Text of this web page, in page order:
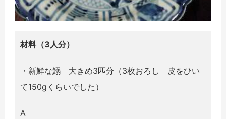
材料（3人分）
・新鮮な鰯 大きめ3匹分（3枚おろし 皮をひい
て150gくらいでした）
A